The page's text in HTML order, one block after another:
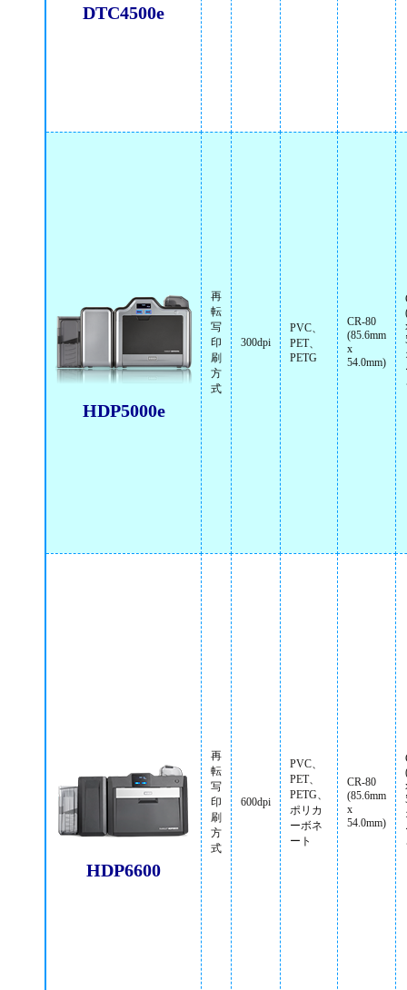
DTC4500e
HDP5000e
再
転
写
印
刷
方
式
300dpi
PVC、
PET、
PETG
CR-80
(85.6mm
x
54.0mm)
HDP6600
再
転
写
印
刷
方
式
600dpi
PVC、
PET、
PETG、
ポリカ
ーボネ
ート
CR-80
(85.6mm
x
54.0mm)